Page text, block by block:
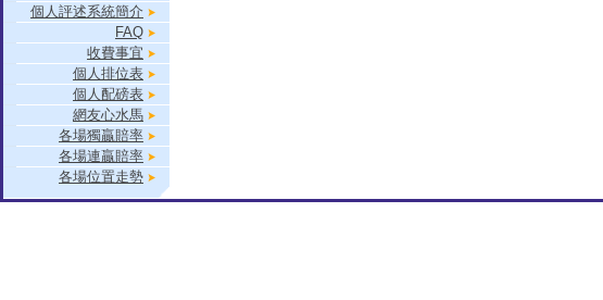
個人評述系統簡介
FAQ
收費事宜
個人排位表
個人配磅表
網友心水馬
各場獨贏賠率
各場連贏賠率
各場位置走勢